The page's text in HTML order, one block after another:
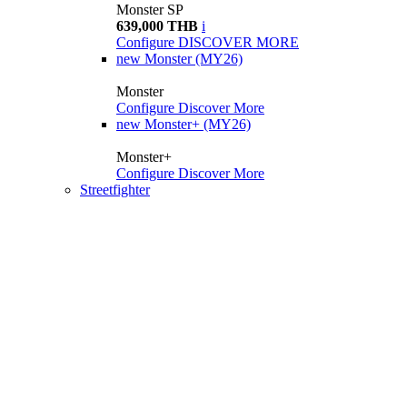
Monster SP
639,000 THB i
Configure DISCOVER MORE
new Monster (MY26)
Monster
Configure Discover More
new Monster+ (MY26)
Monster+
Configure Discover More
Streetfighter